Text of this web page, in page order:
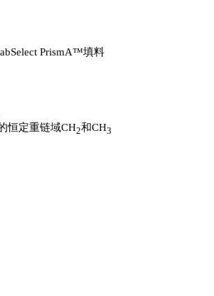
PrismA™填料
恒定重链域CH2和CH3